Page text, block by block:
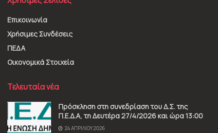
Επικοινωνία
Χρήσιμες Συνδέσεις
ΠΕΔΑ
Οικονομικά Στοιχεία
Τελευταία νέα
Πρόσκληση στη συνεδρίαση του Δ.Σ. της
Π.Ε.Δ.Α, τη Δευτέρα 27/4/2026 και ώρα 13:00
24 ΑΠΡΙΛΊΟΥ 2026